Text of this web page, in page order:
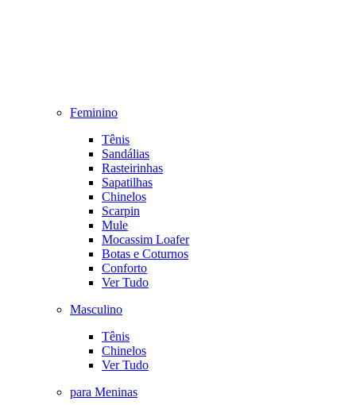
Feminino
Tênis
Sandálias
Rasteirinhas
Sapatilhas
Chinelos
Scarpin
Mule
Mocassim Loafer
Botas e Coturnos
Conforto
Ver Tudo
Masculino
Tênis
Chinelos
Ver Tudo
para Meninas